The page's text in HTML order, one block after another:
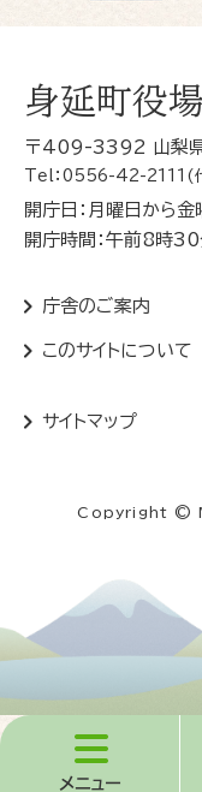
身延町役場
〒409-3392 山梨
Tel：0556-42-2111(
開庁日：月曜日から
開庁時間：午前8時
庁舎のご案内
このサイトについて
サイトマップ
Copyright ©